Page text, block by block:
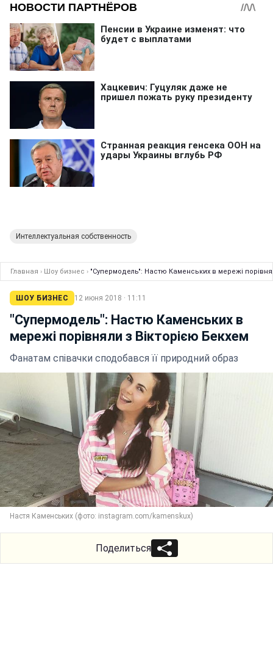
Интеллектуальная собственность
Главная › Шоу бизнес › "Супермодель": Настю Каменських в мережі
ШОУ БИЗНЕС 12 июня 2018 · 11:11
"Супермодель": Настю Каменських в
мережі порівняли з Вікторією Бекхем
Фанатам співачки сподобався її природний образ
Настя Каменських (фото: instagram.com/kamenskux)
Поделиться